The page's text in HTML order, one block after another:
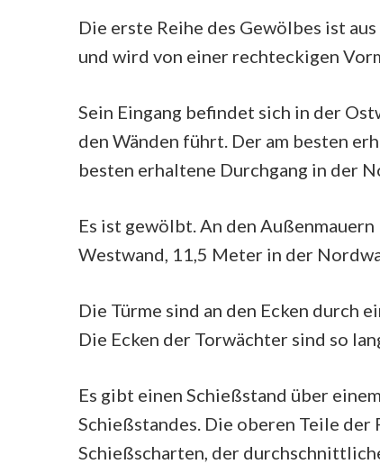
Die erste Reihe des Gewölbes ist
und wird von einer rechteckigen
Sein Eingang befindet sich in der
den Wänden führt. Der am besten
besten erhaltene Durchgang in der
Es ist gewölbt. An den
Westwand, 11,5 Meter in der
Die Türme sind an den Ecken durch
Die Ecken der Torwächter sind so
Es gibt einen Schießstand über
Schießstandes. Die oberen Teile der
Schießscharten, der